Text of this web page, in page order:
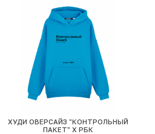
ХУДИ ОВЕРСАЙЗ "КОНТРОЛЬНЫЙ
ПАКЕТ" Х РБК